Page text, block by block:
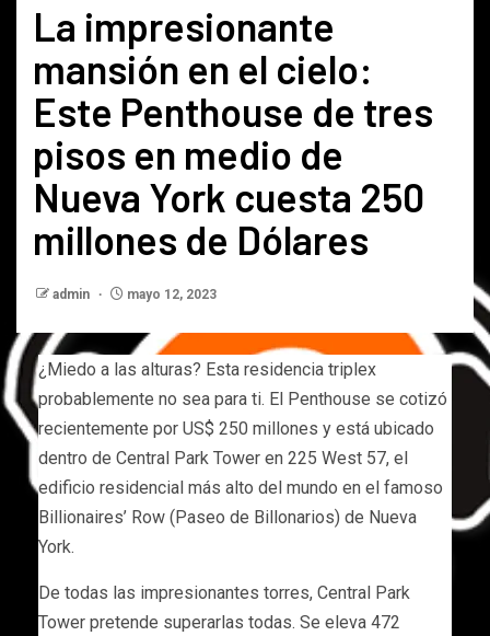
La impresionante
mansión en el cielo:
Este Penthouse de tres
pisos en medio de
Nueva York cuesta 250
millones de Dólares
admin mayo 12, 2023
¿Miedo a las alturas? Esta residencia triplex
probablemente no sea para ti. El Penthouse se cotizó
recientemente por US$ 250 millones y está ubicado
dentro de Central Park Tower en 225 West 57, el
edificio residencial más alto del mundo en el famoso
Billionaires’ Row (Paseo de Billonarios) de Nueva
York.
De todas las impresionantes torres, Central Park
Tower pretende superarlas todas. Se eleva 472